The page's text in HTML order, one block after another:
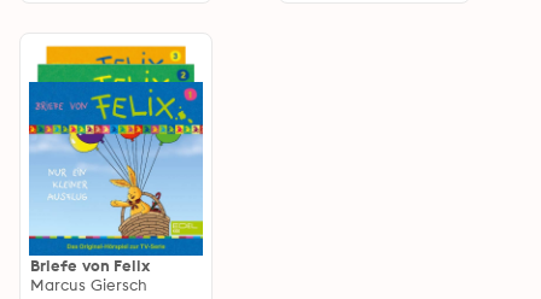
Briefe von Felix
Marcus Giersch